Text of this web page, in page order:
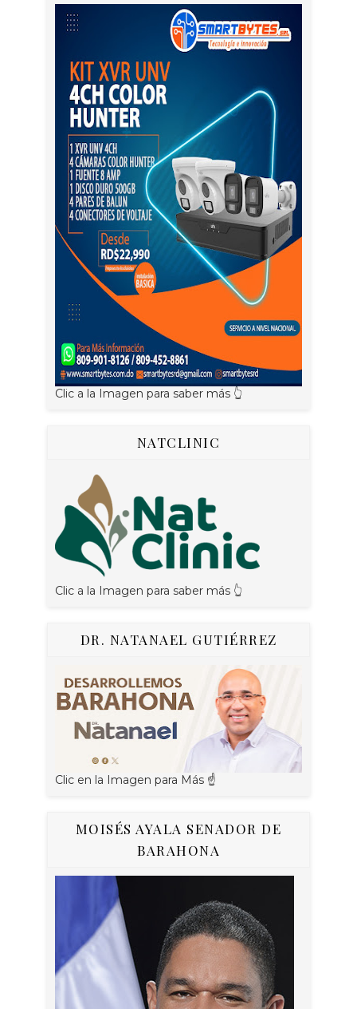
Clic a la Imagen para saber más 👆
NATCLINIC
Clic a la Imagen para saber más 👆
DR. NATANAEL GUTIÉRREZ
Clic en la Imagen para Más ☝
MOISÉS AYALA SENADOR DE
BARAHONA